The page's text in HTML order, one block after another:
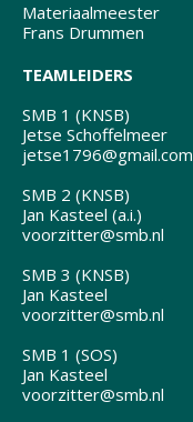
Materiaalmeester
Frans Drummen
TEAMLEIDERS
SMB 1 (KNSB)
Jetse Schoffelmeer
jetse1796@gmail.com
SMB 2 (KNSB)
Jan Kasteel (a.i.)
voorzitter@smb.nl
SMB 3 (KNSB)
Jan Kasteel
voorzitter@smb.nl
SMB 1 (SOS)
Jan Kasteel
voorzitter@smb.nl